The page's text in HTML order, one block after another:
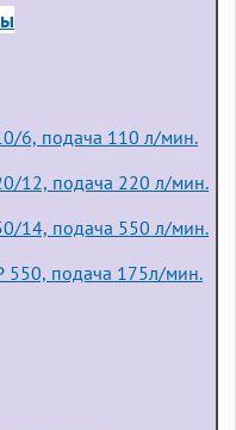
6, подача 110 л/мин.
12, подача 220 л/мин.
14, подача 550 л/мин.
550, подача 175л/мин.